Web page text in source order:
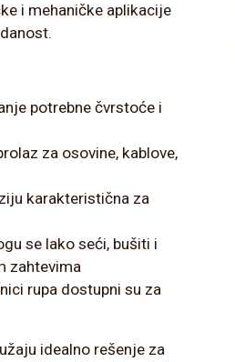
i mehaničke aplikacije
potrebne čvrstoće i
za osovine, kablove,
karakteristična za
se lako seći, bušiti i
zahtevima
rupa dostupni su za
idealno rešenje za